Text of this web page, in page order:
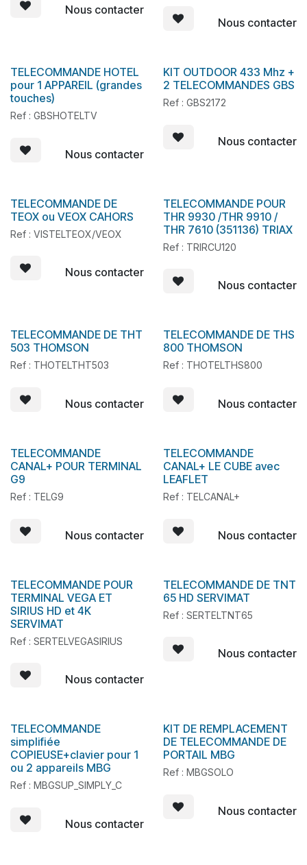
Nous contacter
Nous contacter
TELECOMMANDE HOTEL
pour 1 APPAREIL (grandes
touches)
Ref : GBSHOTELTV
Nous contacter
KIT OUTDOOR 433 Mhz +
2 TELECOMMANDES GBS
Ref : GBS2172
Nous contacter
En stock
TELECOMMANDE DE
TEOX ou VEOX CAHORS
Ref : VISTELTEOX/VEOX
Nous contacter
En stock
TELECOMMANDE POUR
THR 9930 /THR 9910 /
THR 7610 (351136) TRIAX
Ref : TRIRCU120
Nous contacter
En stock
TELECOMMANDE DE THT
503 THOMSON
Ref : THOTELTHT503
Nous contacter
En stock
TELECOMMANDE DE THS
800 THOMSON
Ref : THOTELTHS800
Nous contacter
En stock
TELECOMMANDE
CANAL+ POUR TERMINAL
G9
Ref : TELG9
Nous contacter
En stock
TELECOMMANDE
CANAL+ LE CUBE avec
LEAFLET
Ref : TELCANAL+
Nous contacter
En stock
TELECOMMANDE POUR
TERMINAL VEGA ET
SIRIUS HD et 4K
SERVIMAT
Ref : SERTELVEGASIRIUS
Nous contacter
En stock
TELECOMMANDE DE TNT
65 HD SERVIMAT
Ref : SERTELTNT65
Nous contacter
En stock
TELECOMMANDE
simplifiée
COPIEUSE+clavier pour 1
ou 2 appareils MBG
Ref : MBGSUP_SIMPLY_C
Nous contacter
En stock
KIT DE REMPLACEMENT
DE TELECOMMANDE DE
PORTAIL MBG
Ref : MBGSOLO
Nous contacter